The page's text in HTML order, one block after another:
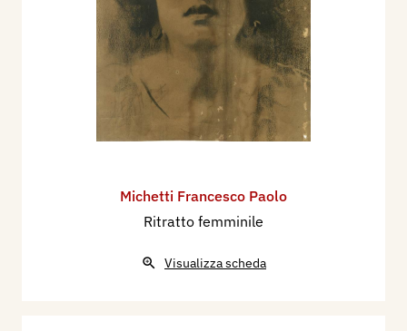
Michetti Francesco Paolo
Ritratto femminile
Visualizza scheda